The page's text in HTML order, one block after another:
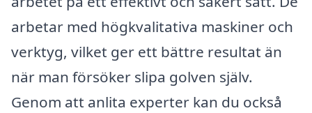
arbetar med högkvalitativa maskiner och
verktyg, vilket ger ett bättre resultat än
när man försöker slipa golven själv.
Genom att anlita experter kan du också